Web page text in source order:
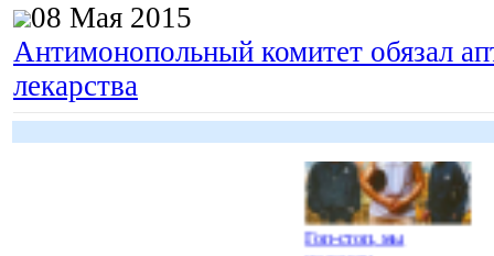
08 Мая 2015
Антимонопольный комитет обязал
лекарства
Гоп-стоп, мы
подошли...